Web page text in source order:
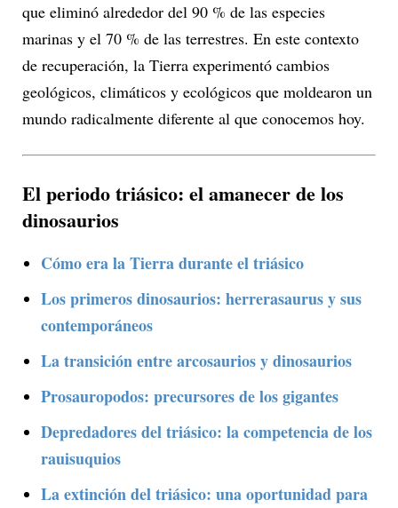
que eliminó alrededor del 90 % de las especies
marinas y el 70 % de las terrestres. En este contexto
de recuperación, la Tierra experimentó cambios
geológicos, climáticos y ecológicos que moldearon un
mundo radicalmente diferente al que conocemos hoy.
El periodo triásico: el amanecer de los
dinosaurios
Cómo era la Tierra durante el triásico
Los primeros dinosaurios: herrerasaurus y sus
contemporáneos
La transición entre arcosaurios y dinosaurios
Prosauropodos: precursores de los gigantes
Depredadores del triásico: la competencia de los
rauisuquios
La extinción del triásico: una oportunidad para